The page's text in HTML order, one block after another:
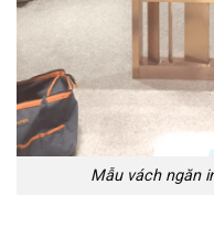
Mẫu vách ngăn